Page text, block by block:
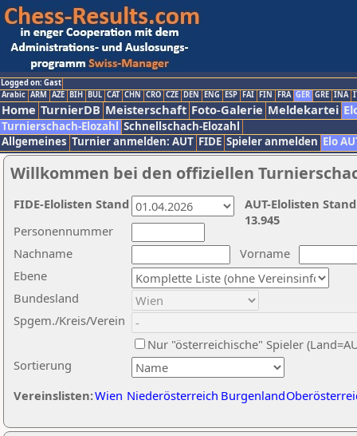
Logged on: Gast
Arabic ARM AZE BIH BUL CAT CHN CRO CZE DEN ENG ESP FAI FIN FRA GER GRE INA
Home TurnierDB Meisterschaft Foto-Galerie Meldekartei
Turnierschach-Elozahl Schnellschach-Elozahl
Allgemeines Turnier anmelden: AUT FIDE Spieler anmelden Elo
Willkommen bei den offiziellen
Nachname
Vorname
Ebene
Sortierung
Personennummer
Bundesland
Spgem./Kreis/Verein
Nur "österreichische" Spieler
Vereinslisten:Wien Niederösterreich Burgenland
AUT-Elolisten
13.945
FIDE-Elolisten Stand